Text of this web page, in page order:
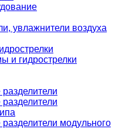
увлажнители воздуха
и гидрострелки
разделители модульного